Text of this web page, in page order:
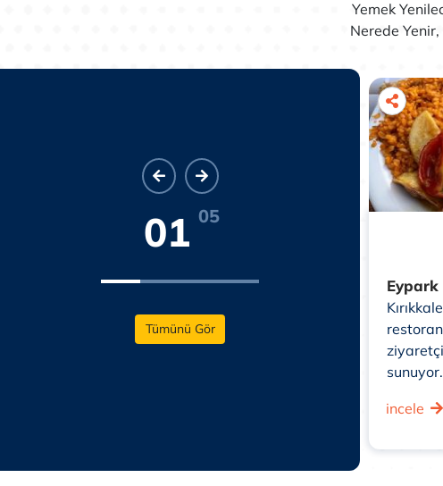
Yemek
Nerede
01 05
Tümünü Gör
Hocapaşa Restaurant
Restaurant'ta döner ve ızgara
çeşitlerini deneyebilirsiniz.
sunuyor.
incele